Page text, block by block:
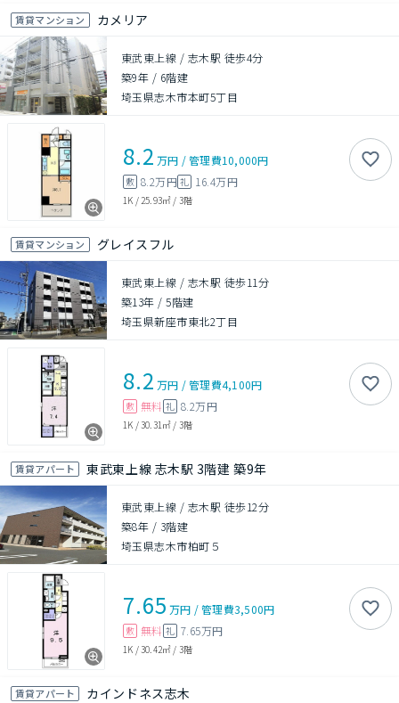
賃貸マンション カメリア
東武東上線 / 志木駅 徒歩4分
築9年 / 6階建
埼玉県志木市本町5丁目
8.2 万円 /管理費10,000円
敷 8.2万円礼 16.4万円
1K / 25.93㎡ / 3階
賃貸マンション グレイスフル
東武東上線 / 志木駅 徒歩11分
築13年 /5階建
埼玉県新座市東北2丁目
8.2 万円 /管理費4,100円
敷 無料 礼 8.2万円
1K /30.31㎡ / 3階
賃貸アパート 東武東上線 志木駅 3階建 築9年
東武東上線 / 志木駅 徒歩12分
築8年 / 3階建
埼玉県志木市柏町５
7.65 万円 /管理費3,500円
敷 無料 礼 7.65万円
1K /30.42㎡ / 3階
賃貸アパート カインドネス志木